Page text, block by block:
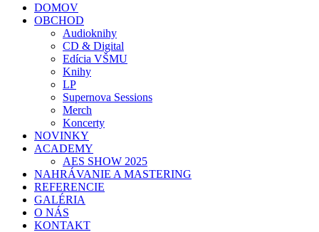
DOMOV
OBCHOD
Audioknihy
CD & Digital
Edícia VŠMU
Knihy
LP
Supernova Sessions
Merch
Koncerty
NOVINKY
ACADEMY
AES SHOW 2025
NAHRÁVANIE A MASTERING
REFERENCIE
GALÉRIA
O NÁS
KONTAKT